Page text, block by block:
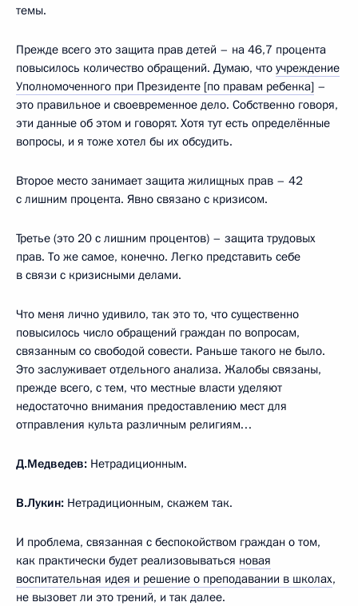
темы.
Прежде всего это защита прав детей – на 46,7 процента
повысилось количество обращений. Думаю, что учреждение
Уполномоченного при Президенте [по правам ребенка] –
это правильное и своевременное дело. Собственно говоря,
эти данные об этом и говорят. Хотя тут есть определённые
вопросы, и я тоже хотел бы их обсудить.
Второе место занимает защита жилищных прав – 42
с лишним процента. Явно связано с кризисом.
Третье (это 20 с лишним процентов) – защита трудовых
прав. То же самое, конечно. Легко представить себе
в связи с кризисными делами.
Что меня лично удивило, так это то, что существенно
повысилось число обращений граждан по вопросам,
связанным со свободой совести. Раньше такого не было.
Это заслуживает отдельного анализа. Жалобы связаны,
прежде всего, с тем, что местные власти уделяют
недостаточно внимания предоставлению мест для
отправления культа различным религиям…
Д.Медведев: Нетрадиционным.
В.Лукин: Нетрадиционным, скажем так.
И проблема, связанная с беспокойством граждан о том,
как практически будет реализовываться новая
воспитательная идея и решение о преподавании в школах,
не вызовет ли это трений, и так далее.